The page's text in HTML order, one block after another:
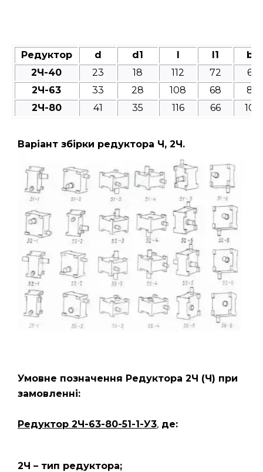
Редуктор d d1 l l1
b
2Ч-40
23 18 112 72
6
2Ч-63
33 28 108 68
8
2Ч-80
41 35 116 66 10
Варіант збірки редуктора Ч, 2Ч.
Умовне позначення Редуктора 2Ч (Ч) при
замовленні:
Редуктор 2Ч-63-80-51-1-У3, де:
2Ч – тип редуктора;